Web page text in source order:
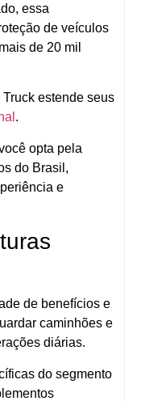
essa
de veículos
de 20 mil
estende seus
.
opta pela
do Brasil,
e
de benefícios e
caminhões e
diárias.
do segmento